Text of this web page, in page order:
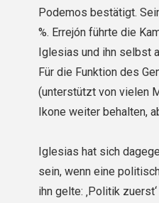
Podemos bestätigt.
%. Errejón führte die
Iglesias und ihn selbst
Für die Funktion des
(unterstützt von vielen
Ikone weiter behalten,
Iglesias hat sich
sein, wenn eine
ihn gelte: ‚Politik